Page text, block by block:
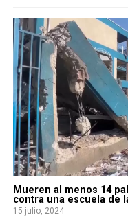
Mueren al menos 14
contra una escuela de
15 julio, 2024